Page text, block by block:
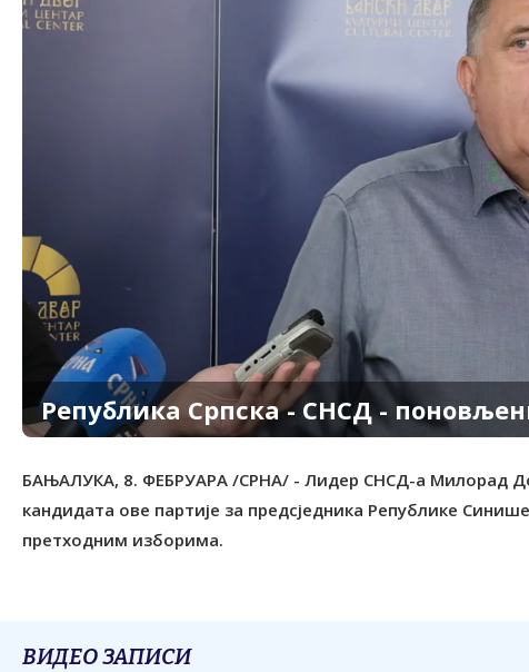
Република Српска - СНСД -
БАЊАЛУКА, 8. ФЕБРУАРА /СРНА/ - Лидер СНСД-а Милорад
кандидата ове партије за предсједника Републике
претходним изборима.
ВИДЕО ЗАПИСИ